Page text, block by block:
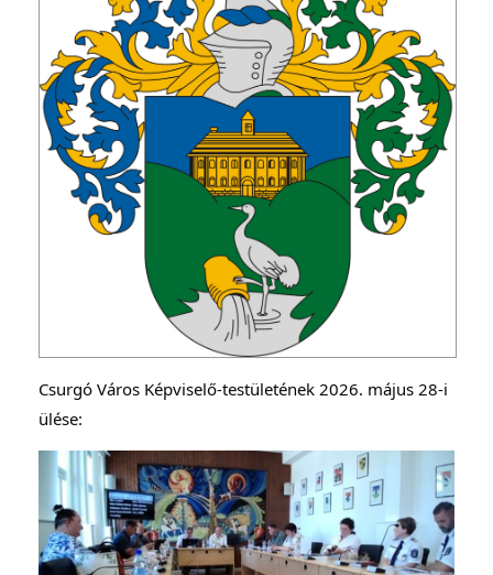
Csurgó Város Képviselő-testületének 2026. május 28-i
ülése: